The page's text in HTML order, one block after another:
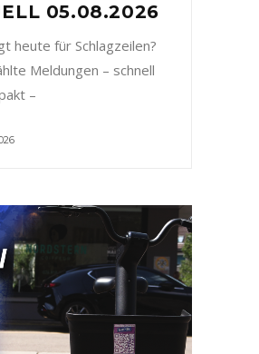
05.08.2026
heute für Schlagzeilen?
Meldungen – schnell
–